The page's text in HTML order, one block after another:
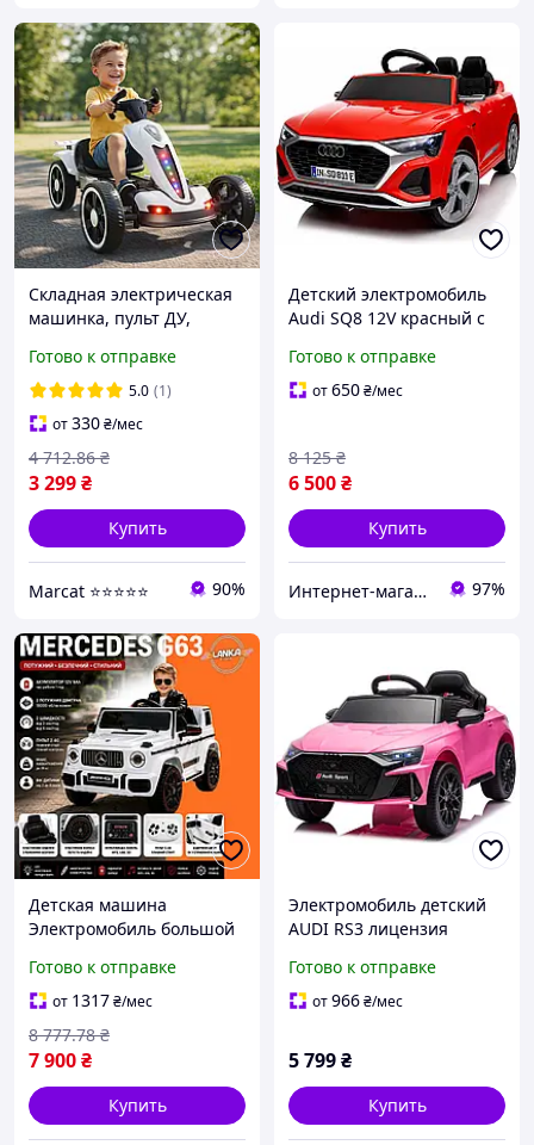
Складная электрическая
машинка, пульт ДУ,
электромобиль с
подсветкой и музыкой
Готово к отправке
5.0 (1)
от330₴/мес
3 299₴
4 712.86 ₴
Купить
Marcat ⭐⭐⭐⭐⭐ 90%
Детский электромобиль
Audi SQ8 12V красный с
Diego
Готово к отправке
от650₴/мес
6 500₴
8 125 ₴
Купить
Интернет-магазин «Копейка» 97%
Детская машина
Электромобиль большой
пультом ДУ Детские
электромобили Машины
аккумуляторные для
детей
Готово к отправке
от 1317₴/мес
7 900₴
8 777.78 ₴
Купить
Электромобиль детский
AUDI RS3 лицензия
Готово к отправке
от966₴/мес
5 799₴
Купить